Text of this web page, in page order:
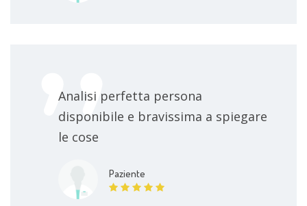
Analisi perfetta persona
disponibile e bravissima a spiegare
le cose
Paziente